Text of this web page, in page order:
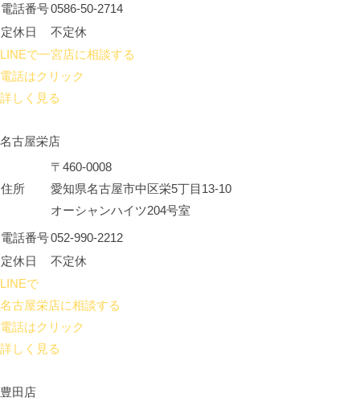
電話番号0586-50-2714
定休日
不定休
LINEで一宮店に相談する
電話はクリック
詳しく見る
名古屋栄店
住所
〒460-0008
愛知県名古屋市中区栄5丁目13-10
オーシャンハイツ204号室
電話番号052-990-2212
定休日
不定休
LINEで
名古屋栄店に相談する
電話はクリック
詳しく見る
豊田店